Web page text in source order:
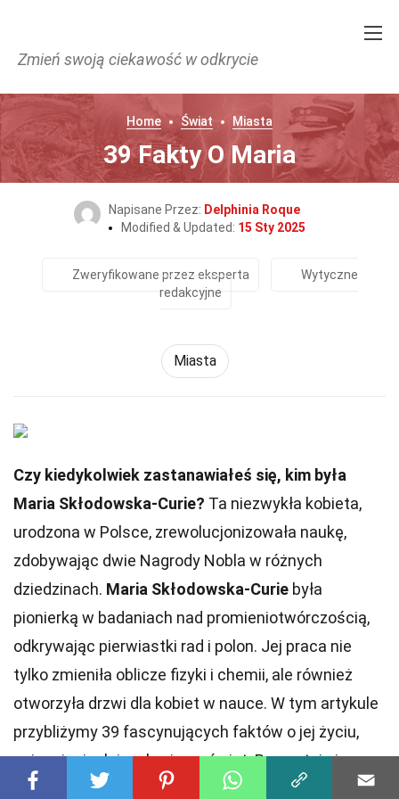
Zmień swoją ciekawość w odkrycie
Home Świat Miasta
39 Fakty O Maria
Napisane Przez: Delphinia Roque
Modified & Updated: 15 Sty 2025
Zweryfikowane przez eksperta
Wytyczne
redakcyjne
Miasta
Czy kiedykolwiek zastanawiałeś się, kim była
Maria Skłodowska-Curie? Ta niezwykła kobieta,
urodzona w Polsce, zrewolucjonizowała naukę,
zdobywając dwie Nagrody Nobla w różnych
dziedzinach. Maria Skłodowska-Curie była
pionierką w badaniach nad promieniotwórczością,
odkrywając pierwiastki rad i polon. Jej praca nie
tylko zmieniła oblicze fizyki i chemii, ale również
otworzyła drzwi dla kobiet w nauce. W tym artykule
przybliżymy 39 fascynujących faktów o jej życiu,
osiągnięciach i wpływie na świat. Przygotuj się na
podróż przez życie jednej z najważniejszych postaci